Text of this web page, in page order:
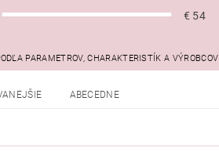
€ 54
PARAMETROV, CHARAKTERISTÍK A VÝROBCOV
ABECEDNE